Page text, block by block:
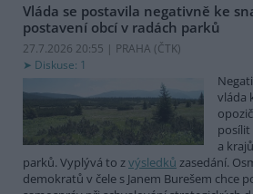
Vláda se postavila negativně ke
postavení obcí v radách parků
27.7.2026 20:55 | PRAHA (ČTK)
Diskuse: 1
vláda
posílit
a
parků. Vyplývá to zvýsledků zasedání.
demokratů v čele s Janem Burešem chce